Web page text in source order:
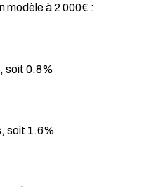
modèle à 2 000€ :
soit 0.8%
soit 1.6%